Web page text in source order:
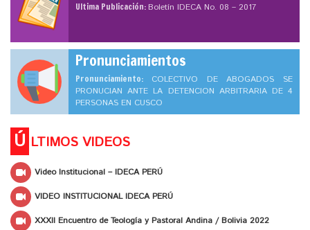
Ultima Publicación:Boletín IDECA No. 08 – 2017
Pronunciamientos
Pronunciamiento: COLECTIVO DE ABOGADOS SE
PRONUCIAN ANTE LA DETENCION ARBITRARIA DE 4
PERSONAS EN CUSCO
Ú LTIMOS VIDEOS
Video Institucional – IDECA PERÚ
VIDEO INSTITUCIONAL IDECA PERÚ
XXXII Encuentro de Teología y Pastoral Andina / Bolivia 2022